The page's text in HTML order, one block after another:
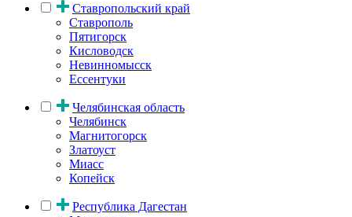
Ставропольский край
Ставрополь
Пятигорск
Кисловодск
Невинномысск
Ессентуки
Челябинская область
Челябинск
Магнитогорск
Златоуст
Миасс
Копейск
Республика Дагестан